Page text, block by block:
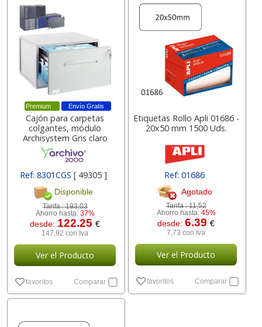
Envío Gratis
Premium
Cajón para carpetas
colgantes, módulo
Archisystem Gris claro
Ref: 8301CGS [ 49305 ]
Disponible
Tarifa :193,03
Ahorro hasta: 37%
desde: 122.25€
147,92 con Iva
Ver el Producto
favoritos Comparar
Etiquetas Rollo Apli 01686 -
20x50 mm 1500 Uds.
Ref: 01686
Agotado
Tarifa :11,52
Ahorro hasta: 45%
desde:6.39€
7,73 con Iva
Ver el Producto
favoritos Comparar